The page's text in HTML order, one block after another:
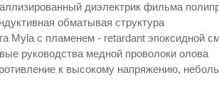
диэлектрик фильма
обматывая структура
Myla с пламенем - retardant эпоксидной
руководства медной проволоки олова
к высокому напряжению,